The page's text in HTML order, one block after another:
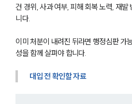
건 경위, 사과 여부, 피해 회복 노력, 재발
니다.
이미 처분이 내려진 뒤라면 행정심판 가
성을 함께 살펴야 합니다.
대입 전 확인할 자료